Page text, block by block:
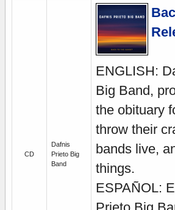
CD
Dafnis
Prieto Big
Band
ENGLISH:
Big Band,
the obituary
throw their
bands live,
things.
ESPAÑOL: